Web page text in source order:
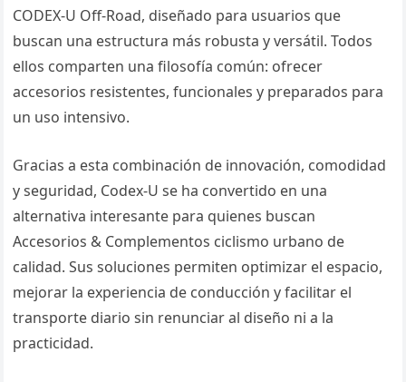
CODEX-U Off-Road, diseñado para usuarios que
buscan una estructura más robusta y versátil. Todos
ellos comparten una filosofía común: ofrecer
accesorios resistentes, funcionales y preparados para
un uso intensivo.
Gracias a esta combinación de innovación, comodidad
y seguridad, Codex-U se ha convertido en una
alternativa interesante para quienes buscan
Accesorios & Complementos ciclismo urbano de
calidad. Sus soluciones permiten optimizar el espacio,
mejorar la experiencia de conducción y facilitar el
transporte diario sin renunciar al diseño ni a la
practicidad.